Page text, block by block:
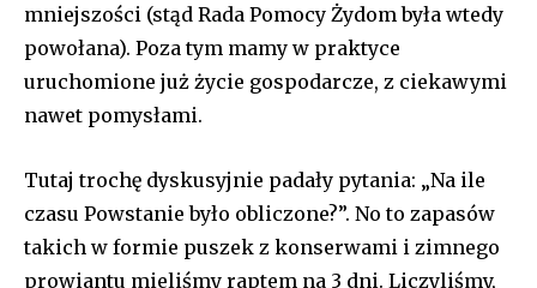
mniejszości (stąd Rada Pomocy Żydom była wtedy
powołana). Poza tym mamy w praktyce
uruchomione już życie gospodarcze, z ciekawymi
nawet pomysłami.
Tutaj trochę dyskusyjnie padały pytania: „Na ile
czasu Powstanie było obliczone?”. No to zapasów
takich w formie puszek z konserwami i zimnego
prowiantu mieliśmy raptem na 3 dni. Liczyliśmy,